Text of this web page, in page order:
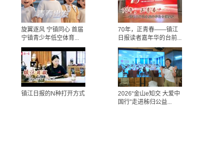
旋翼逐风 宁镇同心 首届
宁镇青少年低空体育...
70年，正青春——镇江
日报读者嘉年华的台前...
镇江日报的N种打开方式
2026“金山e知交 大爱中
国行”走进秭归公益...